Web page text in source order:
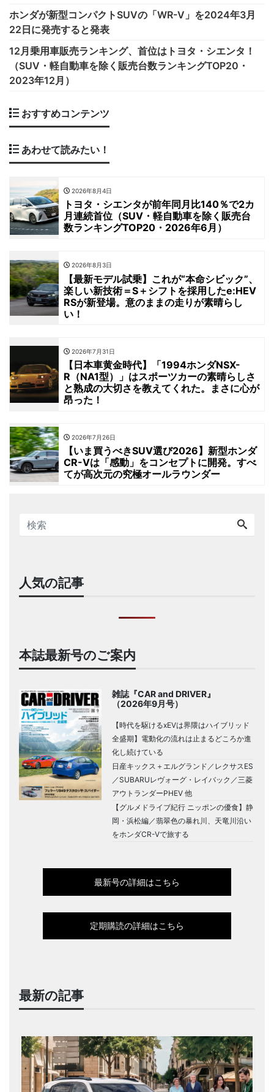
ホンダが新型コンパクトSUVの「WR-V」を2024年3月
22日に発売すると発表
12月乗用車販売ランキング、首位はトヨタ・シエンタ！
（SUV・軽自動車を除く販売台数ランキングTOP20・
2023年12月）
おすすめコンテンツ
あわせて読みたい！
2026年8月4日
トヨタ・シエンタが前年同月比140％で2カ
月連続首位（SUV・軽自動車を除く販売台
数ランキングTOP20・2026年6月）
2026年8月3日
【最新モデル試乗】これが“本命シビック”、
楽しい新技術＝S＋シフトを採用したe:HEV
RSが新登場。意のままの走りが素晴らし
い！
2026年7月31日
【日本車黄金時代】「1994ホンダNSX-
R（NA1型）」はスポーツカーの素晴らしさ
と熟成の大切さを教えてくれた。まさに心が
昂った！
2026年7月26日
【いま買うべきSUV選び2026】新型ホンダ
CR-Vは「感動」をコンセプトに開発。すべ
てが高次元の究極オールラウンダー
人気の記事
本誌最新号のご案内
雑誌『CAR and DRIVER』
（2026年9月号）
【時代を駆けるxEVは界隈はハイブリッド
全盛期】電動化の流れは止まるどころか進
化し続けている
日産キックス＋エルグランド／レクサスES
／SUBARUレヴォーグ・レイバック／三菱
アウトランダーPHEV 他
【グルメドライブ紀行 ニッポンの優食】静
岡・浜松編／翡翠色の暴れ川、天竜川沿い
をホンダCR-Vで旅する
最新号の詳細はこちら
定期購読の詳細はこちら
最新の記事